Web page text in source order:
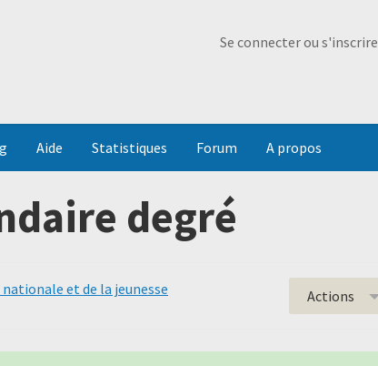
Se connecter ou s'inscrire
Aide Statistiques Forum A propos
degré
et de la jeunesse Actions